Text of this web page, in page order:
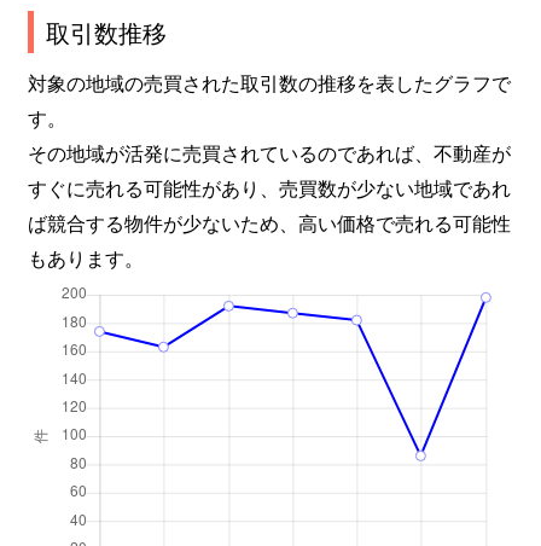
取引数推移
対象の地域の売買された取引数の推移を表したグラフで
す。
その地域が活発に売買されているのであれば、不動産が
すぐに売れる可能性があり、売買数が少ない地域であれ
ば競合する物件が少ないため、高い価格で売れる可能性
もあります。